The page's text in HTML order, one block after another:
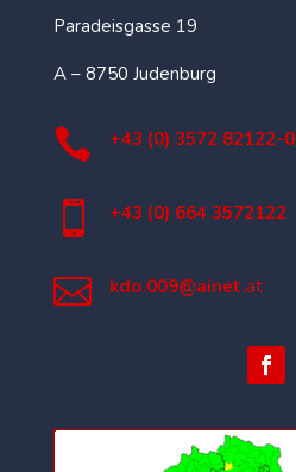
Paradeisgasse 19
A – 8750 Judenburg
 +43 (0) 3572 82122-0
 +43 (0) 664 3572122
 kdo.009@ainet.at